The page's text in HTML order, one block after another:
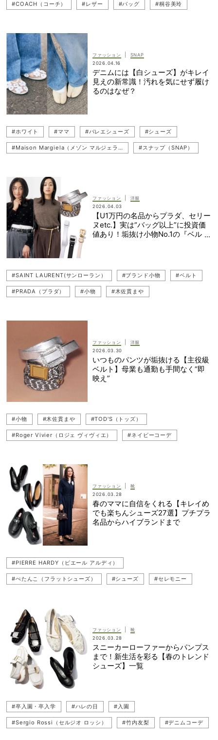
#COACH（コーチ） #レザー #バッグ #桐谷美玲
ファッション
SNAP
2026.04.16
デニムには【白シューズ】がキレイ
見えの新常識！汚れを気にせず履け
るのはなぜ？
#ホワイト #ママ #バレエシューズ #シューズ
#Maison Margiela（メゾン マルジェラ） #スナップ（SNAP）
#H＆M（エイチアンドエム）
#ママファッション ファッション
洋服
2026.04.03
【U1万円の名品からプラダ、セリー
ヌetc.】実は“バッグ以上”に投資価
値あり！垢抜け小物No.1の『ベル
#SAINT LAURENT(サンローラン） #ブランド小物 #ベルト
#PRADA（プラダ） #小物 #木佐貫まや
#Roger Vivier（ロジェ・ヴィヴィエ）
ファッション
洋服
2026.03.30
いつものパンツが垢抜ける【主役級
ベルト】母業も通勤も手間なく“即
映え”
#小物 #木佐貫まや #TOD'S（トッズ）
#Roger Vivier（ロジェ ヴィヴィエ） #ネイビーコーデ
#ブランド小物 #ベルト
ファッション
靴
2026.03.28
春のママに自信をくれる【キレイめ
でも楽ちんシューズ27選】プチプラ
名品からハイブランドまで
#PIERRE HARDY（ピエール アルディ）
#ぺたんこ（フラットシューズ） #シューズ #セレモニー
#Ferragamo（フェラガモ）
#JIMMY CHOO（ジミーチュウ） #入学式・入園式
#卒入園・卒入学 #HUNTER（ハンター） #セットアップコーデ
#入園 #入学式 #Sergio Rossi（セルジオ ロッシ）
#セレモニー服 #入学
#レインシューズ
#トレンドシューズ #ZARA（ザラ）
#Repetto（レペット） #ZARAシューズ #TOD'S（トッズ）
ファッション
靴
2026.03.28
スニーカーローファーからパンプス
まで！新生活を彩る【春のトレンド
シューズ】一覧
#卒入園・卒入学 #ハレの日 #入園
#Sergio Rossi（セルジオ ロッシ） #竹内友梨 #デニムコーデ